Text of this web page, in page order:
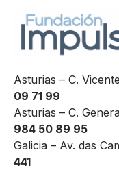
Asturias – C.
09 71 99
Asturias – C.
984 50 89 95
Galicia – Av. das
441